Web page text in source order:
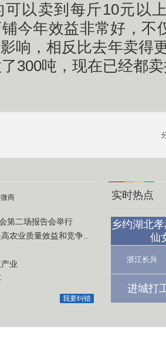
可以卖到每斤10元以
今年效益非常好，不
响，相反比去年卖得
300吨，现在已经都
微商
第二场报告会举行
农业质量效益和竞争..
业
我要纠错
实时热点
乡约湖北
仙
浙江长兴
进城打